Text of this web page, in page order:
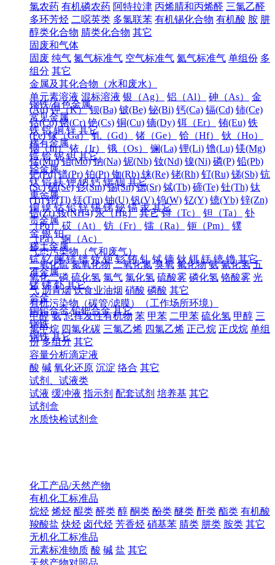
氯农药 有机磷农药 阿特拉津 丙烯腈和丙烯醛 三氯乙醛
多环芳烃 二噁英类 多氯联苯 有机锡化合物 有机酸 胺 肼
醇类化合物 腈类化合物 其它
固废和气体
固废 纯气 氮气标准气 空气标准气 氦气标准气 单组份 多
组分 其它
金属及其化合物（水和废水）
单元素溶液 混标溶液 银（Ag） 铝（Al） 砷（As）
金
(Au) 钾（K） 钡(Ba) 铍(Be) 铋(Bi) 钙(Ca) 镉(Cd) 铈(Ce)
钴(Co) 铬(Cr) 铯(Cs) 铜(Cu) 镝(Dy) 铒（Er） 铕(Eu) 铁
(Fe) 镓（Ga） 钆（Gd） 锗（Ge） 铪（Hf）
钬（Ho）
铟（In） 铱（Ir） 锇（Os） 镧(La) 锂(Li) 镥(Lu) 镁(Mg)
锰(Mn) 钼(Mo) 钠(Na) 铌(Nb) 钕(Nd) 镍(Ni) 磷(P) 铅(Pb)
钯(Pd) 镨(Pr) 铂(Pt) 铷(Rb) 铼(Re) 铑(Rh) 钌(Ru) 锑(Sb) 钪
(Sc) 硒(Se) 钐(Sm) 锡(Sn) 锶(Sr) 铽(Tb) 碲(Te) 钍(Th) 钛
(Ti) 铊(Tl) 铥(Tm) 铀(U) 钒(V) 钨(W) 钇(Y) 镱(Yb) 锌(Zn)
锆(Zr) 铵(NH4) 汞（Hg） 其它 锝（Tc） 钽（Ta）
钋
（Po） 砹（At） 钫（Fr） 镭（Ra） 钷（Pm）
镤
（Pa） 锕（Ac）
气态污染物（气和废气）
二氧化硫 氮氧化物 二氧化氮 臭氧 氟化物 氨 氰化氢 五
氧化二磷 硫化氢 氯气 氯化氢 硫酸雾 磷化氢 铬酸雾 光
气 沥青烟 饮食业油烟 硝酸 磷酸 其它
有机污染物（碳管/滤膜）（工作场所环境）
甲醛 氨 总挥发性有机物 苯 甲苯 二甲苯 硫化氢 甲醇 三
氯甲烷 四氯化碳 三氯乙烯 四氯乙烯 正己烷 正戊烷 单组
份 多组分 其它
容量分析滴定液
酸 碱 氧化还原 沉淀 络合 其它
试剂、试液类
试液 缓冲液 指示剂 配套试剂 培养基 其它
试剂盒
水质快检试剂盒
钢铁/有色金属
常见金属
铁 铝 铜 锌 其它
稀有金属
锆 铪 铌 钽 其它
轻金属
钛 铝 镁 钾 钠 钙 锶 钡 其它
重金属
铜 镍 钴 铅 锌 锡 锑 铋 镉 汞 其它
贵金属
金 银 铂
稀土金属
钪 钇 镧 铈 镨 钕 钷 钐 铕 钆 铽 镝 钬 铒 铥 镱 镥 其它
准金属
锗 锑 钋 其它
合金
铜铅合金 铅钯合金 其它
钢铁
钢铁 其它
化工产品/天然产物
有机化工标准品
烷烃 烯烃 醌类 醛类 醇 酮类 酚类 醚类 酐类 酯类 有机酸
羧酸盐 炔烃 卤代烃 芳香烃 硝基苯 腈类 肼类 胺类 其它
无机化工标准品
元素标准物质 酸 碱 盐 其它
天然产物对照品